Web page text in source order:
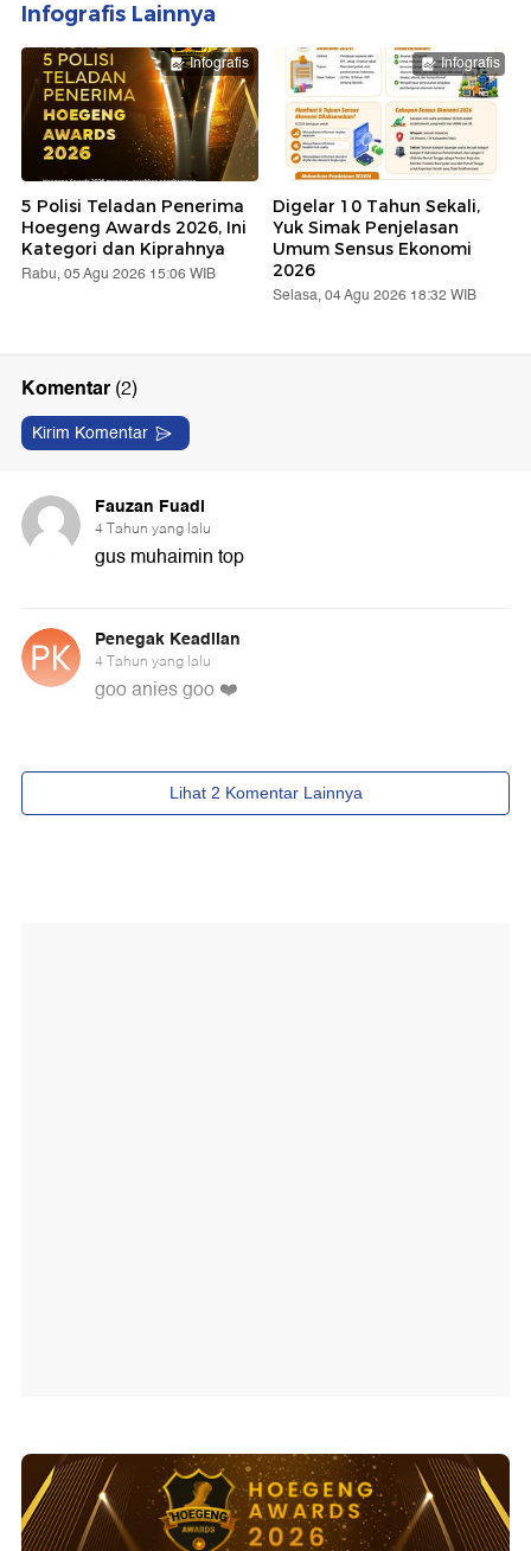
Infografis Lainnya
Infografis
5 Polisi Teladan Penerima
Hoegeng Awards 2026, Ini
Kategori dan Kiprahnya
Rabu, 05 Agu 2026 15:06 WIB
Infografis
Digelar 10 Tahun Sekali,
Yuk Simak Penjelasan
Umum Sensus Ekonomi
2026
Selasa, 04 Agu 2026 18:32 WIB